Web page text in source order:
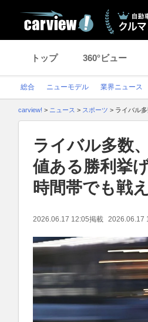
トップ 360°ビュー
総合 ニューモデル 業界ニュース
carview! > ニュース > スポーツ > ライバル
ライバル多数
値ある勝利挙
時間帯でも戦
2026.06.17 12:05掲載 2026.06.17